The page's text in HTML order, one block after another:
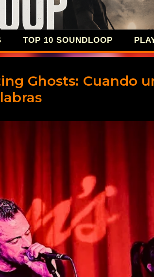
Ir al contenido principal
TOP 10 SOUNDLOOP
Ghosts: Cuando